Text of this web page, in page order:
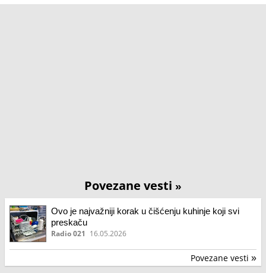
Povezane vesti »
Ovo je najvažniji korak u čišćenju kuhinje koji svi
preskaču
Radio 021 16.05.2026
Povezane vesti »